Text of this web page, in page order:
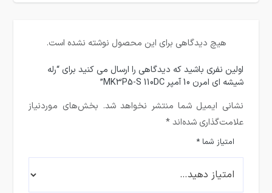
هیچ دیدگاهی برای این محصول نوشته نشده است.
اولین نفری باشید که دیدگاهی را ارسال می کنید برای “رله
شیشه ای امرن 10 آمپر MK3P5-S 110DC”
نشانی ایمیل شما منتشر نخواهد شد. بخش‌های موردنیاز
علامت‌گذاری شده‌اند*
امتیاز شما*